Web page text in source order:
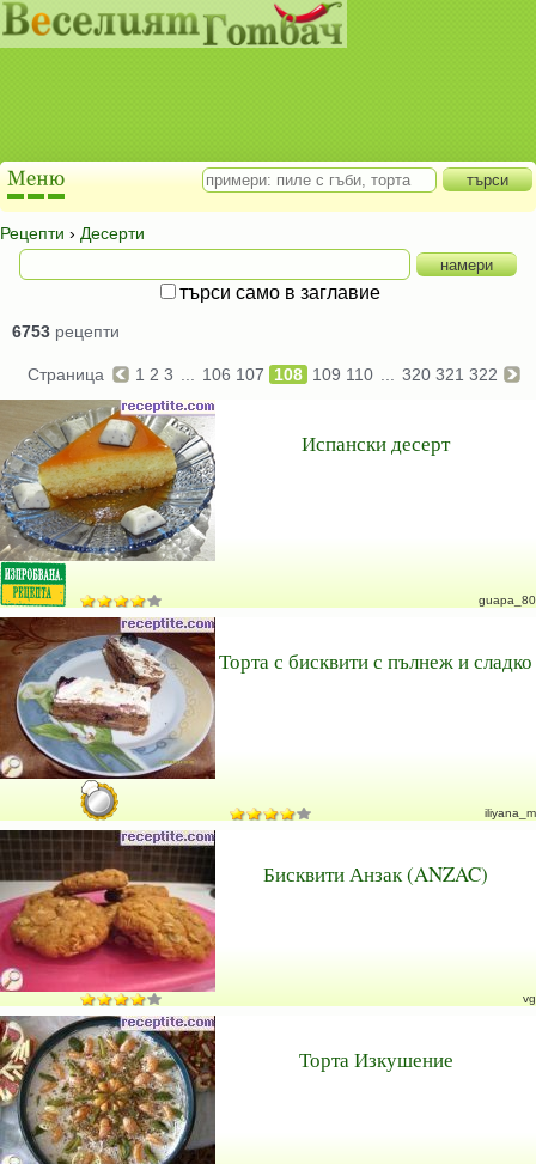
Рецепти › Десерти
търси само в заглавие
6753 рецепти
Страница 1 2 3 106 107 108 109 110 320 321 322
Испански десерт
guapa_80
Торта с бисквити с пълнеж и сладко
iliyana_m
Бисквити Анзак (ANZAC)
vg
Торта Изкушение